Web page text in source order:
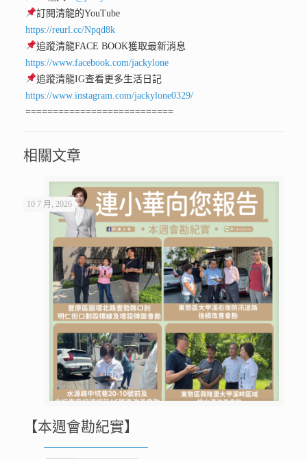
訂閱清龍的YouTube
https://reurl.cc/Npqd8k
追蹤清龍FACE BOOK獲取最新消息
https://www.facebook.com/jackylone
追蹤清龍IG查看更多生活日記
https://www.instagram.com/jackylone0329/
===========================
相關文章
10 7 月, 2026
【本週會勘紀實】